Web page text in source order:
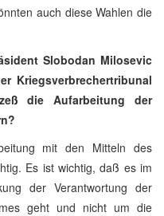
auch diese Wahlen die
Slobodan Milosevic
Kriegsverbrechertribunal
die Aufarbeitung der
mit den Mitteln des
Es ist wichtig, daß es im
der Verantwortung der
geht und nicht um die